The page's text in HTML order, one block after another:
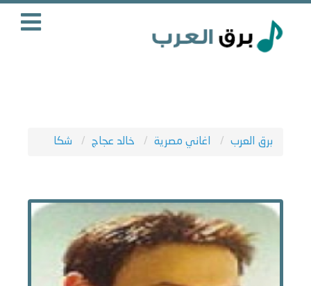
برق العرب اغاني مصرية خالد عجاج شكا